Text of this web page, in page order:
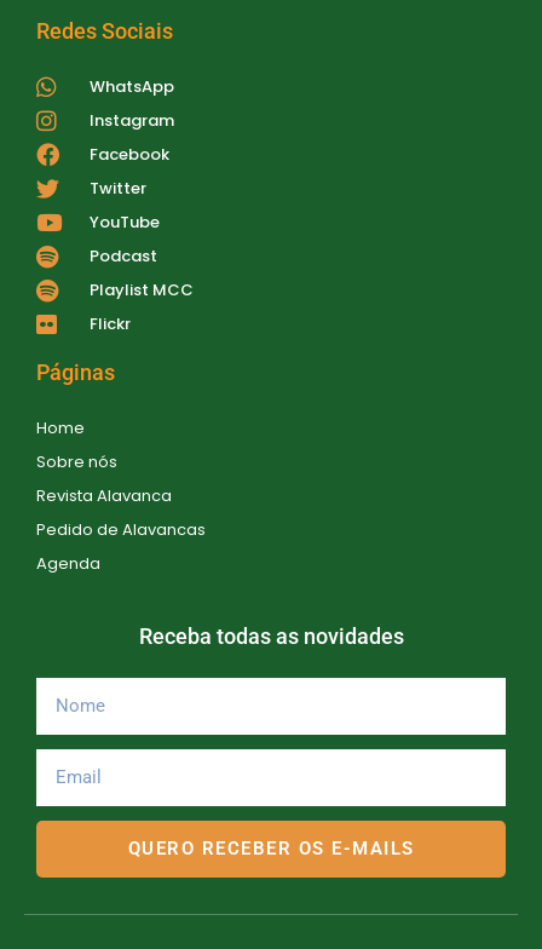
Redes Sociais
WhatsApp
Instagram
Facebook
Twitter
YouTube
Podcast
Playlist MCC
Flickr
Páginas
Home
Sobre nós
Revista Alavanca
Pedido de Alavancas
Agenda
Receba todas as novidades
QUERO RECEBER OS E-MAILS